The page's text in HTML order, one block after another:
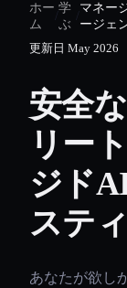
ホー
ム
/
学
ぶ
/
マネー
ージェ
更新日 May 2026
安全
リー
ジド
ステ
あなたが欲し